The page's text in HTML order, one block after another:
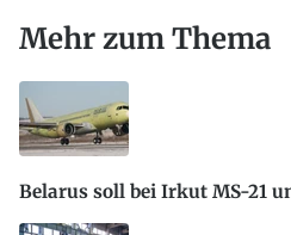
Mehr zum Thema
Belarus soll bei Irkut MS-21